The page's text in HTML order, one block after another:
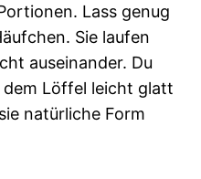
Lass genug
Sie laufen
auseinander. Du
Löffel leicht glatt
natürliche Form